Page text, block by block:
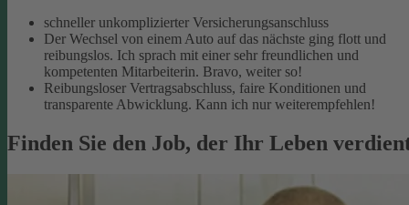
schneller unkomplizierter Versicherungsanschluss
Der Wechsel von einem Auto auf das nächste ging flott und
reibungslos. Ich sprach mit einer sehr freundlichen und
kompetenten Mitarbeiterin. Bravo, weiter so!
Reibungsloser Vertragsabschluss, faire Konditionen und
transparente Abwicklung. Kann ich nur weiterempfehlen!
Finden Sie den Job, der Ihr Leben